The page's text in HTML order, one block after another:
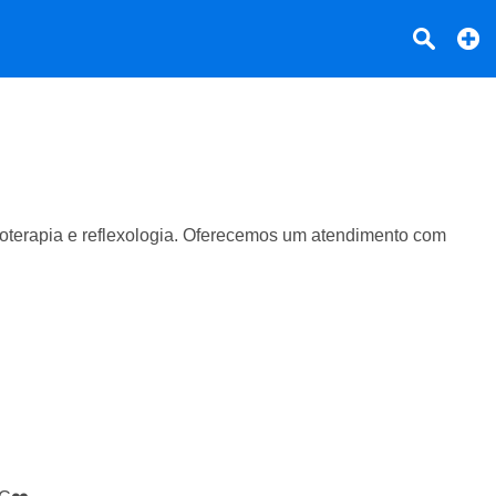
e reflexologia. Oferecemos um atendimento com